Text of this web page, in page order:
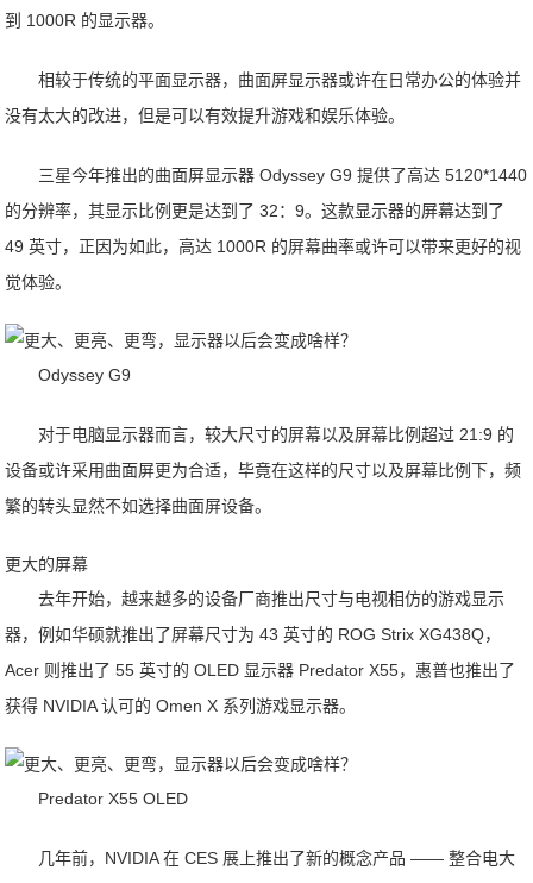
到 1000R 的显示器。
相较于传统的平面显示器，曲面屏显示器或许在日常办公的体验并
没有太大的改进，但是可以有效提升游戏和娱乐体验。
三星今年推出的曲面屏显示器 Odyssey G9 提供了高达 5120*1440
的分辨率，其显示比例更是达到了 32：9。这款显示器的屏幕达到了
49 英寸，正因为如此，高达 1000R 的屏幕曲率或许可以带来更好的视
觉体验。
Odyssey G9
对于电脑显示器而言，较大尺寸的屏幕以及屏幕比例超过 21:9 的
设备或许采用曲面屏更为合适，毕竟在这样的尺寸以及屏幕比例下，频
繁的转头显然不如选择曲面屏设备。
更大的屏幕
去年开始，越来越多的设备厂商推出尺寸与电视相仿的游戏显示
器，例如华硕就推出了屏幕尺寸为 43 英寸的 ROG Strix XG438Q，
Acer 则推出了 55 英寸的 OLED 显示器 Predator X55，惠普也推出了
获得 NVIDIA 认可的 Omen X 系列游戏显示器。
Predator X55 OLED
几年前，NVIDIA 在 CES 展上推出了新的概念产品 —— 整合电大